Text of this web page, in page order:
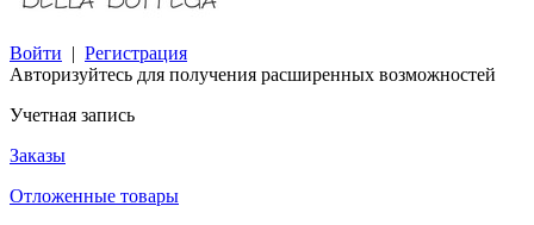
Войти | Регистрация
Авторизуйтесь для получения расширенных возможностей
Учетная запись
Заказы
Отложенные товары